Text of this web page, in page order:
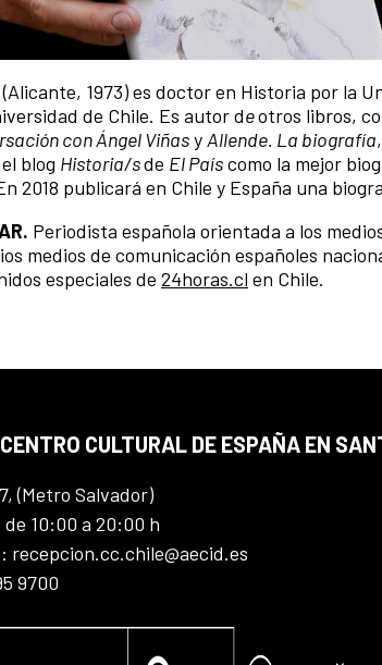
(Alicante, 1973) es doctor en Historia por la
de Chile. Es autor deotros libros,
con Ángel ViñasyAllende. La biografía
blog Historia/sde El Paíscomo la mejor
2018 publicará en Chile y España una
Periodista española orientada a los
medios de comunicación españoles
especiales de 24horas.cl en Chile.
CULTURAL DE ESPAÑA EN
(Metro Salvador)
de 10:00 a 20:00 h
recepcion.cc.chile@aecid.es
9700